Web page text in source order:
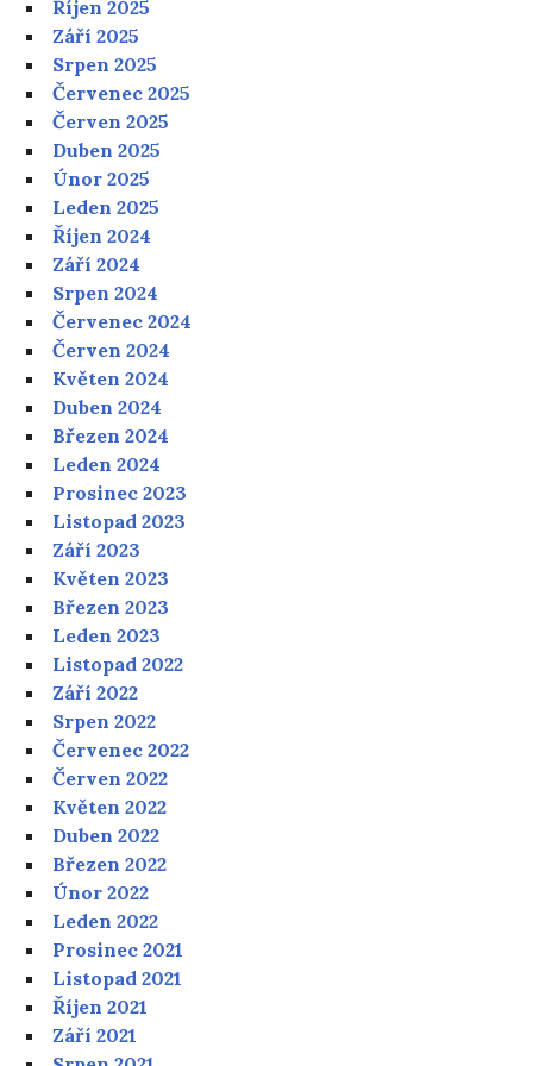
Říjen 2025
Září 2025
Srpen 2025
Červenec 2025
Červen 2025
Duben 2025
Únor 2025
Leden 2025
Říjen 2024
Září 2024
Srpen 2024
Červenec 2024
Červen 2024
Květen 2024
Duben 2024
Březen 2024
Leden 2024
Prosinec 2023
Listopad 2023
Září 2023
Květen 2023
Březen 2023
Leden 2023
Listopad 2022
Září 2022
Srpen 2022
Červenec 2022
Červen 2022
Květen 2022
Duben 2022
Březen 2022
Únor 2022
Leden 2022
Prosinec 2021
Listopad 2021
Říjen 2021
Září 2021